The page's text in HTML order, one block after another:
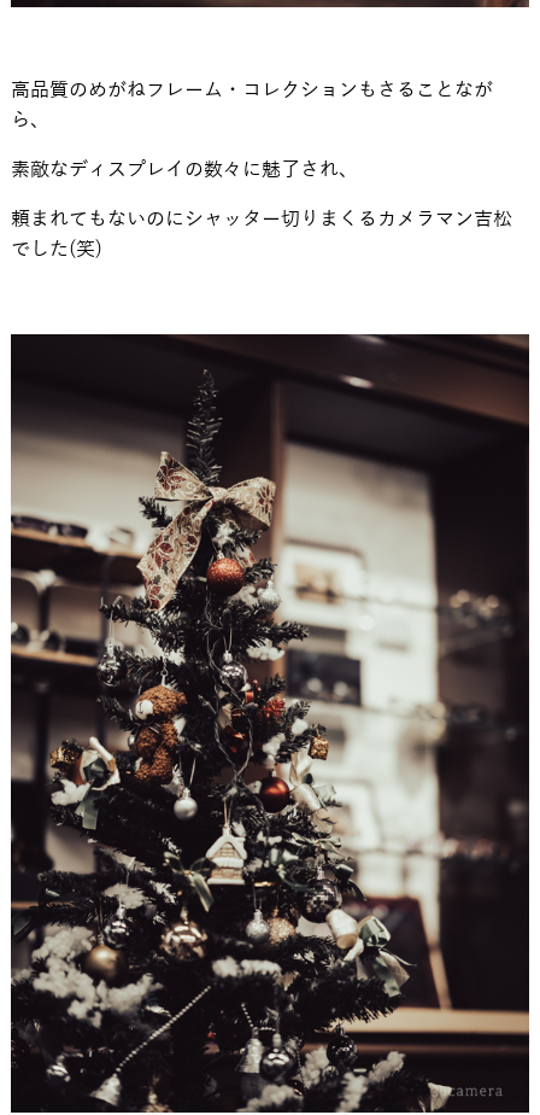
高品質のめがねフレーム・コレクションもさることなが
ら、
素敵なディスプレイの数々に魅了され、
頼まれてもないのにシャッター切りまくるカメラマン吉松
でした(笑)